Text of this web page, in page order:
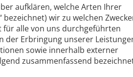
aufklären, welche Arten Ihrer
wir zu welchen
für alle von uns durchgeführten
der Erbringung unserer
sowie innerhalb externer
zusammenfassend